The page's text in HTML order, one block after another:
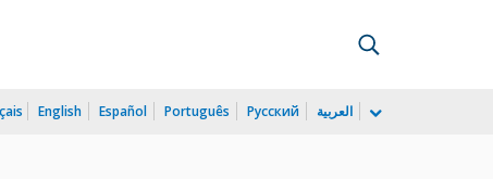
English Español Português Русский العربية